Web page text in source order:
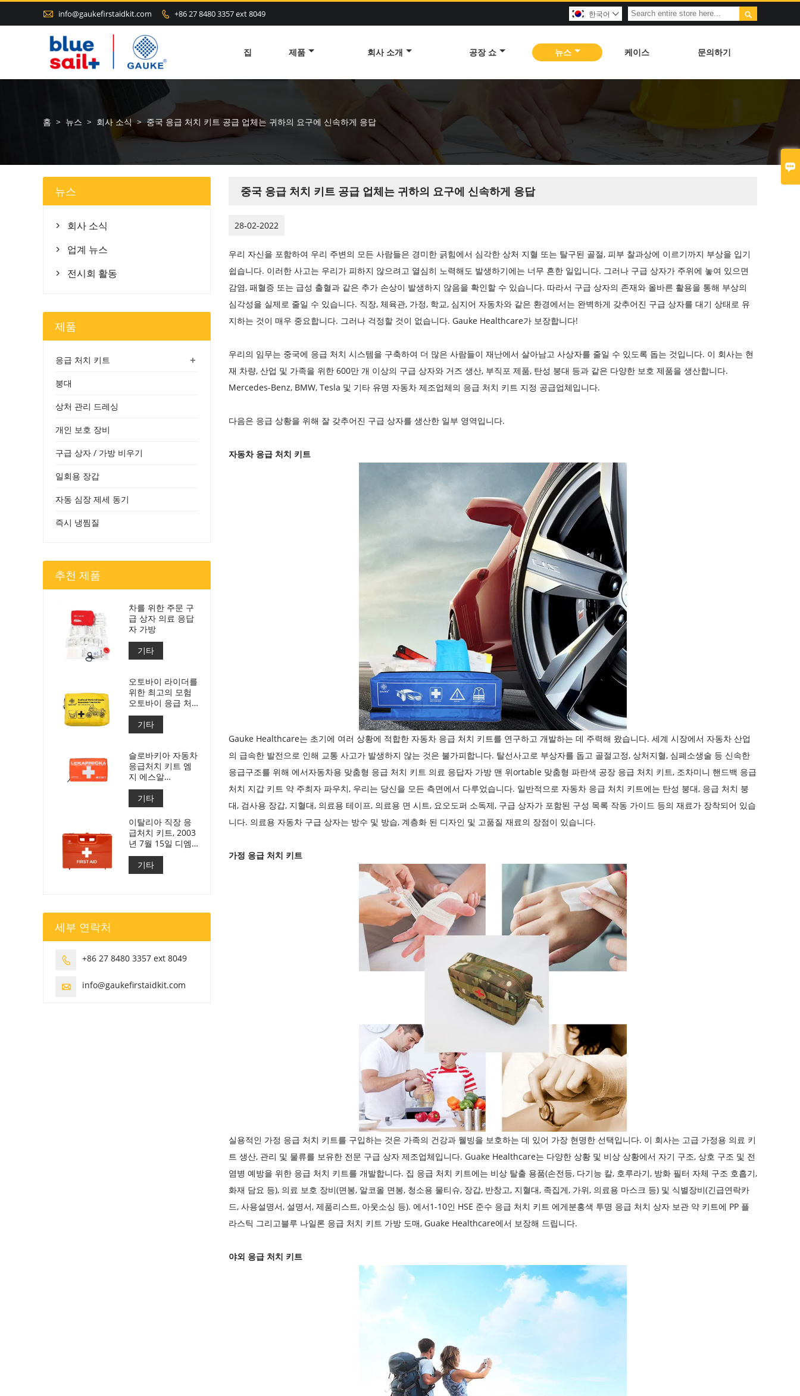

 info@gaukefirstaidkit.com  +86 27 8480 3357 ext 8049 
한국어 
집 제품 회사 소개 공장 쇼 뉴스 케이스 문의하기
홈 > 뉴스 > 회사 소식 > 중국 응급 처치 키트 공급 업체는 귀하의 요구에 신속하게 응답
중국 응급 처치 키트 공급 업체는 귀하의 요구에 신속하게 응답
28-02-2022
우리 자신을 포함하여 우리 주변의 모든 사람들은 경미한 긁힘에서 심각한 상처 지혈 또는 탈구된 골절, 피부 찰과상에 이르기까지 부상을 입기
쉽습니다. 이러한 사고는 우리가 피하지 않으려고 열심히 노력해도 발생하기에는 너무 흔한 일입니다. 그러나 구급 상자가 주위에 놓여 있으면
감염, 패혈증 또는 급성 출혈과 같은 추가 손상이 발생하지 않음을 확인할 수 있습니다. 따라서 구급 상자의 존재와 올바른 활용을 통해 부상의
심각성을 실제로 줄일 수 있습니다. 직장, 체육관, 가정, 학교, 심지어 자동차와 같은 환경에서는 완벽하게 갖추어진 구급 상자를 대기 상태로 유
지하는 것이 매우 중요합니다. 그러나 걱정할 것이 없습니다. Gauke Healthcare가 보장합니다!
우리의 임무는 중국에 응급 처치 시스템을 구축하여 더 많은 사람들이 재난에서 살아남고 사상자를 줄일 수 있도록 돕는 것입니다. 이 회사는 현
재 차량, 산업 및 가족을 위한 600만 개 이상의 구급 상자와 거즈 생산, 부직포 제품, 탄성 붕대 등과 같은 다양한 보호 제품을 생산합니다.
Mercedes-Benz, BMW, Tesla 및 기타 유명 자동차 제조업체의 응급 처치 키트 지정 공급업체입니다.
다음은 응급 상황을 위해 잘 갖추어진 구급 상자를 생산한 일부 영역입니다.
자동차 응급 처치 키트
Gauke Healthcare는 초기에 여러 상황에 적합한 자동차 응급 처치 키트를 연구하고 개발하는 데 주력해 왔습니다. 세계 시장에서 자동차 산업
의 급속한 발전으로 인해 교통 사고가 발생하지 않는 것은 불가피합니다. 탈선사고로 부상자를 돕고 골절고정, 상처지혈, 심폐소생술 등 신속한
응급구조를 위해 에서자동차용 맞춤형 응급 처치 키트 의료 응답자 가방 맨 위ortable 맞춤형 파란색 공장 응급 처치 키트, 조차미니 핸드백 응급
처치 지갑 키트 약 주최자 파우치, 우리는 당신을 모든 측면에서 다루었습니다. 일반적으로 자동차 응급 처치 키트에는 탄성 붕대, 응급 처치 붕
대, 검사용 장갑, 지혈대, 의료용 테이프, 의료용 면 시트, 요오도퍼 소독제, 구급 상자가 포함된 구성 목록 작동 가이드 등의 재료가 장착되어 있습
니다. 의료용 자동차 구급 상자는 방수 및 방습, 계층화 된 디자인 및 고품질 재료의 장점이 있습니다.
가정 응급 처치 키트
실용적인 가정 응급 처치 키트를 구입하는 것은 가족의 건강과 웰빙을 보호하는 데 있어 가장 현명한 선택입니다. 이 회사는 고급 가정용 의료 키
트 생산, 관리 및 물류를 보유한 전문 구급 상자 제조업체입니다. Guake Healthcare는 다양한 상황 및 비상 상황에서 자기 구조, 상호 구조 및 전
염병 예방을 위한 응급 처치 키트를 개발합니다. 집 응급 처치 키트에는 비상 탈출 용품(손전등, 다기능 칼, 호루라기, 방화 필터 자체 구조 호흡기,
화재 담요 등), 의료 보호 장비(면봉, 알코올 면봉, 청소용 물티슈, 장갑, 반창고, 지혈대, 족집게, 가위, 의료용 마스크 등) 및 식별장비(긴급연락카
드, 사용설명서, 설명서, 제품리스트, 아웃소싱 등). 에서1-10인 HSE 준수 응급 처치 키트 에게분홍색 투명 응급 처치 상자 보관 약 키트에 PP 플
라스틱 그리고블루 나일론 응급 처치 키트 가방 도매, Guake Healthcare에서 보장해 드립니다.
야외 응급 처치 키트
뉴스
 회사 소식
 업계 뉴스
 전시회 활동
제품
+
응급 처치 키트
붕대
상처 관리 드레싱
개인 보호 장비
구급 상자 / 가방 비우기
일회용 장갑
자동 심장 제세 동기
즉시 냉찜질
추천 제품
차를 위한 주문 구
급 상자 의료 응답
자 가방
기타
오토바이 라이더를
위한 최고의 모험
오토바이 응급 처
치 키트
기타
슬로바키아 자동차
응급처치 키트 엠
지 에스알
143/2009년호
기타
이탈리아 직장 응
급처치 키트, 2003
년 7월 15일 디엠
388 충족
기타
세부 연락처
 +86 27 8480 3357 ext 8049
 info@gaukefirstaidkit.com